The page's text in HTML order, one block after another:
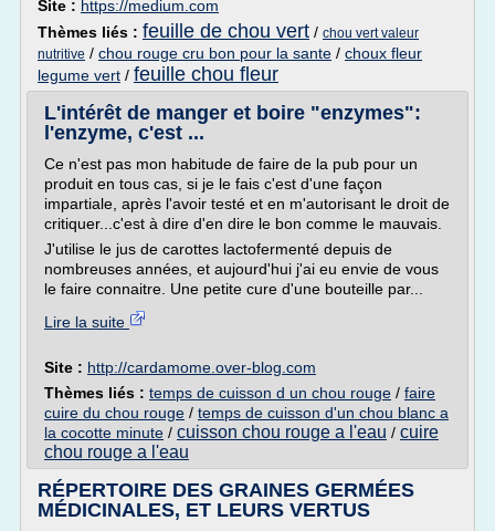
Site : https://medium.com
Thèmes liés : feuille de chou vert / chou vert valeur
nutritive / chou rouge cru bon pour la sante / choux fleur
legume vert / feuille chou fleur
L'intérêt de manger et boire "enzymes":
l'enzyme, c'est ...
Ce n'est pas mon habitude de faire de la pub pour un
produit en tous cas, si je le fais c'est d'une façon
impartiale, après l'avoir testé et en m'autorisant le droit de
critiquer...c'est à dire d'en dire le bon comme le mauvais.
J'utilise le jus de carottes lactofermenté depuis de
nombreuses années, et aujourd'hui j'ai eu envie de vous
le faire connaitre. Une petite cure d'une bouteille par...
Lire la suite
Site : http://cardamome.over-blog.com
Thèmes liés : temps de cuisson d un chou rouge / faire
cuire du chou rouge / temps de cuisson d'un chou blanc a
la cocotte minute / cuisson chou rouge a l'eau / cuire
chou rouge a l'eau
RÉPERTOIRE DES GRAINES GERMÉES
MÉDICINALES, ET LEURS VERTUS